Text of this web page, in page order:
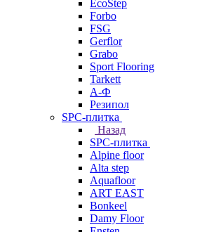
EcoStep
Forbo
FSG
Gerflor
Grabo
Sport Flooring
Tarkett
А-Ф
Резипол
SPC-плитка
Назад
SPC-плитка
Alpine floor
Alta step
Aquafloor
ART EAST
Bonkeel
Damy Floor